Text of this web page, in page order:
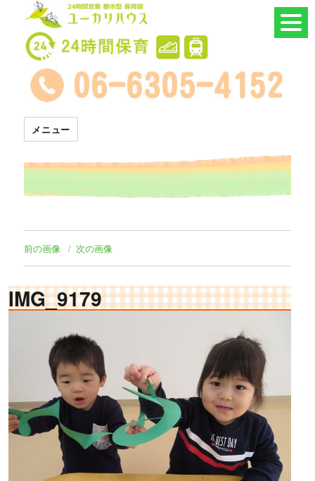
24時間託児所 ユーカリハウス
メニュー
前の画像 次の画像
IMG_9179